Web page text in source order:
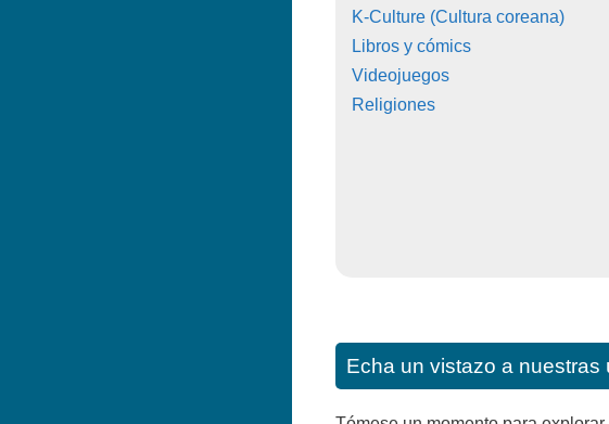
K-Culture (Cultura coreana)
Libros y cómics
Videojuegos
Religiones
Echa un vistazo a